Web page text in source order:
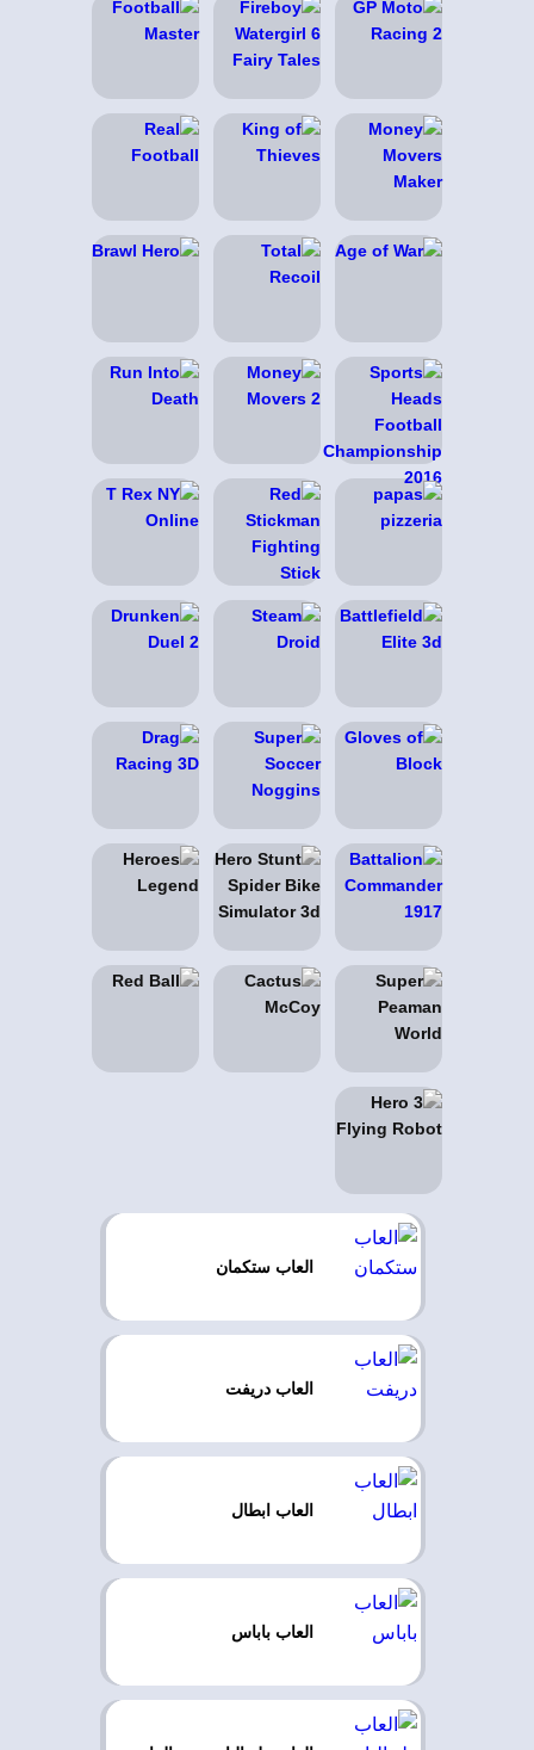
العاب ستكمان
العاب دريفت
العاب ابطال
العاب باباس